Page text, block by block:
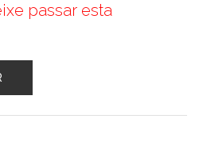
passar esta